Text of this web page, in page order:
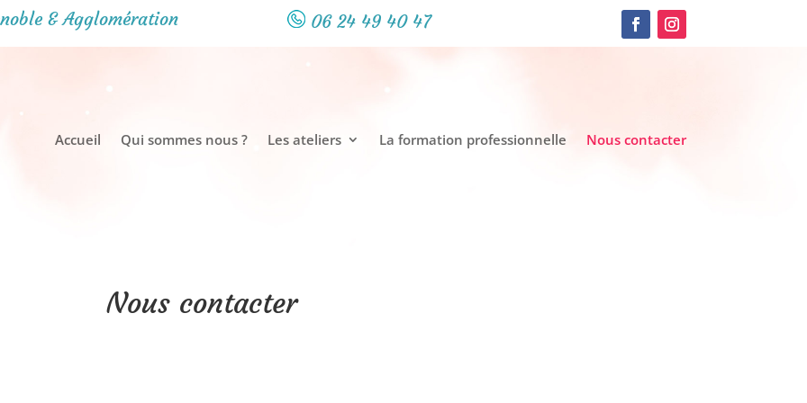
& Agglomération 06 24 49 40 47
Accueil Qui sommes nous ? Les ateliers La formation professionnelle Nous contacter
Nous contacter